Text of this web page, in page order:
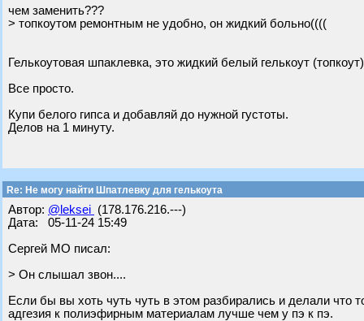
чем заменить???
> топкоутом ремонтным не удобно, он жидкий больно((((
Гелькоутовая шпаклевка, это жидкий белый гелькоут
Все просто.
Купи белого гипса и добавляй до нужной густоты.
Делов на 1 минуту.
Re: Не могу найти Шпатлевку для гелькоута
Автор: @leksei (178.176.216.---)
Дата: 05-11-24 15:49
Сергей МО писал:
> Он слышал звон....
Если бы вы хоть чуть чуть в этом разбирались и делали что
адгезия к полиэфирным материалам лучше чем у пэ к пэ.